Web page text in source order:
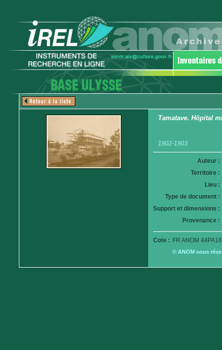
Tamatave. Hôpital
1902-1903
Auteur :
Territoire :
Lieu :
Type de document :
Support et dimensions :
Provenance :
Cote : FR ANOM
© ANOM sous